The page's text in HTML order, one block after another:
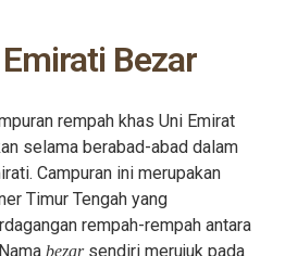
Bezar
rempah khas Uni Emirat
selama berabad-abad dalam
Campuran ini merupakan
Timur Tengah yang
rempah-rempah antara
bezarsendiri merujuk pada